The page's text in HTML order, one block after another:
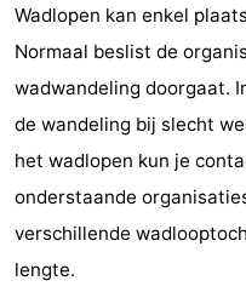
Nieuws
Medische
adressen
Regio
Waddeneilanden
-
Wadlopen kan enkel
Normaal beslist de
wadwandeling doorgaat.
de wandeling bij slecht
het wadlopen kun je
onderstaande
verschillende
lengte.